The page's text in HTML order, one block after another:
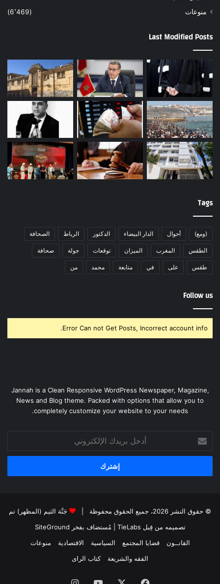
منوعات
(6٬469)
Last Modified Posts
Tags
(ومع) أحوال الدار البيضاء الدكتور الرباط الصحافة
الطقس المغرب الميزان توقعات جولة صحافة
طقس على في متابعة محمد من
Follow us
Error Can not Get Posts, Incorrect account info.
Jannah is a Clean Responsive WordPress Newspaper, Magazine,
News and Blog theme. Packed with options that allow you to
completely customize your website to your needs.
بريدك
الإلكتروني
© حقوق النشر 2026، جميع الحقوق محفوظة |
جَنَّة الثيم (المظهر) تم
تصميمه من قِبل TieLabs
| مُستضاف بفخر SiteGround
القانــون
قضايا المجتمع السياسية الاقتصادية
منوعات
الفقه والشريعة
كتاب الراى